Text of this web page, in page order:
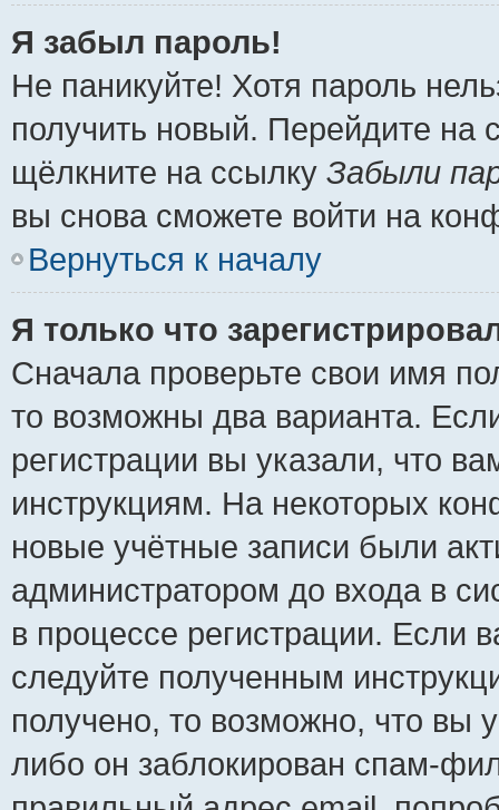
Я забыл пароль!
Не паникуйте! Хотя пароль
получить новый. Перейдите на
щёлкните на ссылку Забыли
вы снова сможете войти на
Вернуться к началу
Я только что
Сначала проверьте свои имя
то возможны два варианта.
регистрации вы указали, что
инструкциям. На некоторых
новые учётные записи были
администратором до входа в
в процессе регистрации.
следуйте полученным
получено, то возможно, что вы
либо он заблокирован спам-